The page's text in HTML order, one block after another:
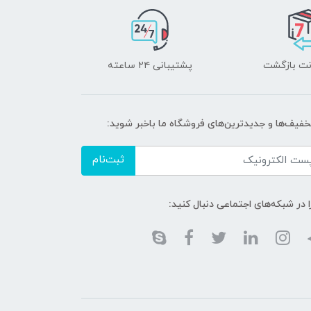
پشتیبانی ۲۴ ساعته
و جدیدترین‌های فروشگاه ما باخبر شوید:
ثبت‌نام
در شبکه‌های اجتماعی دنبال کنید: